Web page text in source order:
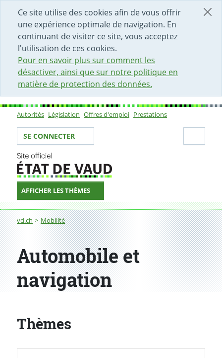
Ce site utilise des cookies afin de vous offrir
une expérience optimale de navigation. En
continuant de visiter ce site, vous acceptez
l'utilisation de ces cookies.
Pour en savoir plus sur comment les
désactiver, ainsi que sur notre politique en
matière de protection des données.
DÉBUT DU CONTENU DE LA PAGE
ACCÈS AU CHAMP DE RECHERCHE
PAGE D'ACCUEIL
FORMULAIRE DE CONTACT
Sous-navigation
Autorités Législation Offres d'emploi Prestations
Votre identité
SE CONNECTER
AFFICHER LES THÈMES
Fil d'Ariane
vd.ch Mobilité
Automobile et navigation
Automobile et
navigation
Thèmes